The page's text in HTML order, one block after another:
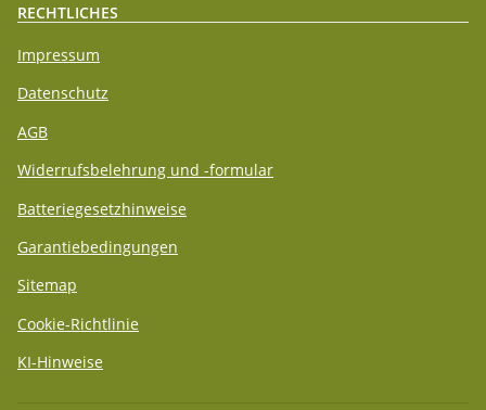
RECHTLICHES
Impressum
Datenschutz
AGB
Widerrufsbelehrung und -formular
Batteriegesetzhinweise
Garantiebedingungen
Sitemap
Cookie-Richtlinie
KI-Hinweise